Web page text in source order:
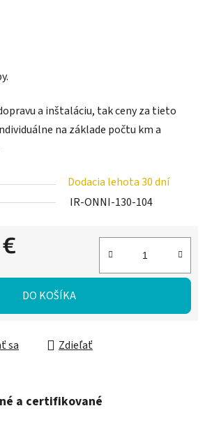
a inštaláciu, tak ceny za tieto
na základe počtu km a
Dodacia lehota 30 dní
IR-ONNI-130-104
DO KOŠÍKA
sa Zdieľať
a certifikované